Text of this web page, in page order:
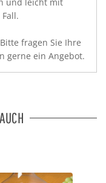
fragen Sie Ihre
gerne ein Angebot.